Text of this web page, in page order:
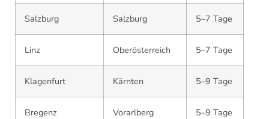
Salzburg Salzburg 5–7 Tage
Linz Oberösterreich 5–7 Tage
Klagenfurt Kärnten 5–9 Tage
Bregenz Vorarlberg 5–9 Tage